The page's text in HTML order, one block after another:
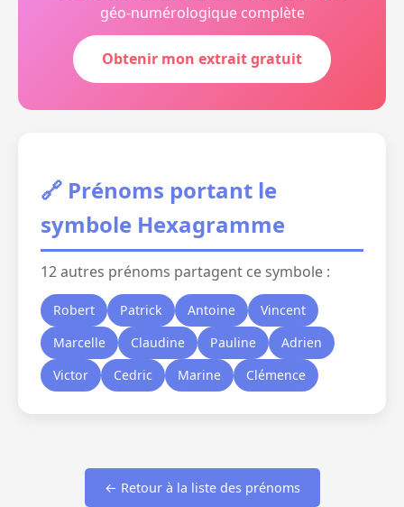
géo-numérologique complète
Obtenir mon extrait gratuit
🔗 Prénoms portant le
symbole Hexagramme
12 autres prénoms partagent ce symbole :
Robert Patrick Antoine
Vincent
Marcelle
Claudine Pauline
Adrien
Victor
Cedric Marine Clémence
← Retour à la liste des prénoms